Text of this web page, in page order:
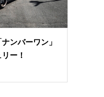
ンバーワン」
ー！